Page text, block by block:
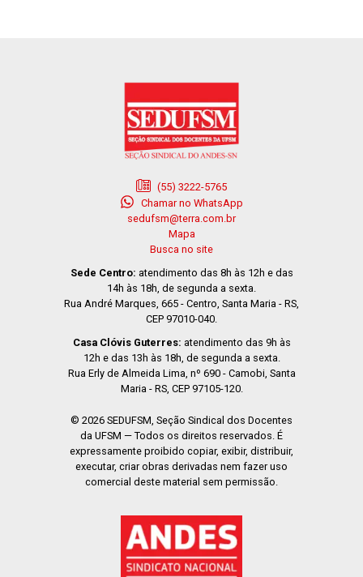
(55) 3222-5765
Chamar no WhatsApp
sedufsm@terra.com.br
Mapa
Busca no site
Sede Centro: atendimento das 8h às 12h e das
14h às 18h, de segunda a sexta.
Rua André Marques, 665 - Centro, Santa Maria - RS,
CEP 97010-040.
Casa Clóvis Guterres: atendimento das 9h às
12h e das 13h às 18h, de segunda a sexta.
Rua Erly de Almeida Lima, nº 690 - Camobi, Santa
Maria - RS, CEP 97105-120.
© 2026 SEDUFSM, Seção Sindical dos Docentes
da UFSM — Todos os direitos reservados. É
expressamente proibido copiar, exibir, distribuir,
executar, criar obras derivadas nem fazer uso
comercial deste material sem permissão.